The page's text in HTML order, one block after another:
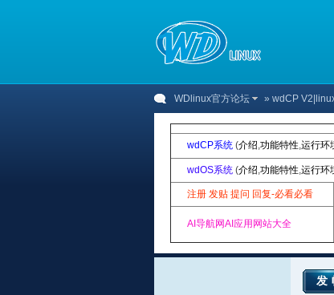
WDlinux官方论坛 » wdCP
wdCP系统 (介绍,功能特性,运行环
wdOS系统 (介绍,功能特性,运行环
注册 发贴 提问 回复-必看必看
AI导航网AI应用网站大全
发